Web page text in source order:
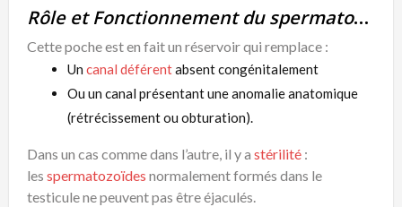
Rôle et Fonctionnement du spermatocèle
Cette poche est en fait un réservoir qui remplace :
Un canal déférentabsent congénitalement
Ou un canal présentant une anomalie anatomique
(rétrécissement ou obturation).
Dans un cas comme dans l’autre, il y a stérilité :
les spermatozoïdes normalement formés dans le
testicule ne peuvent pas être éjaculés.